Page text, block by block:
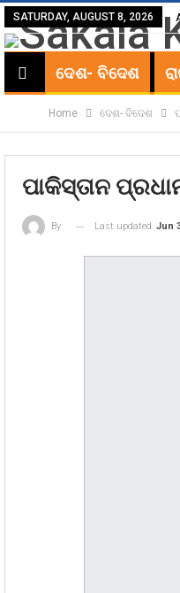
SATURDAY, AUGUST 8, 2026
ଦେଶ- ବିଦେଶ
Home ଦେଶ- ବିଦେଶ
ପାକିସ୍ତାନ
By Last updated Jun